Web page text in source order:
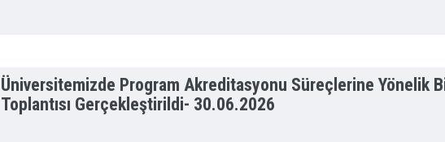
Üniversitemizde Program Akreditasyonu Süreçlerine Yönelik
Toplantısı Gerçekleştirildi- 30.06.2026